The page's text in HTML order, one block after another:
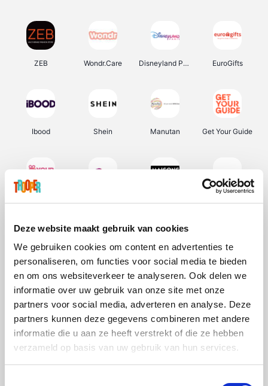
Deze website maakt gebruik van cookies
We gebruiken cookies om content en advertenties te
personaliseren, om functies voor social media te bieden
en om ons websiteverkeer te analyseren. Ook delen we
informatie over uw gebruik van onze site met onze
partners voor social media, adverteren en analyse. Deze
partners kunnen deze gegevens combineren met andere
informatie die u aan ze heeft verstrekt of die ze hebben
verzameld op basis van uw gebruik van hun services.
ZEB Wondr.Care Disneyland Paris EuroGifts
Ibood Shein Manutan Get Your Guide
Weekendesk Sarenza Schiesser Interhome